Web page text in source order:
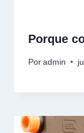
Porque
Por admin